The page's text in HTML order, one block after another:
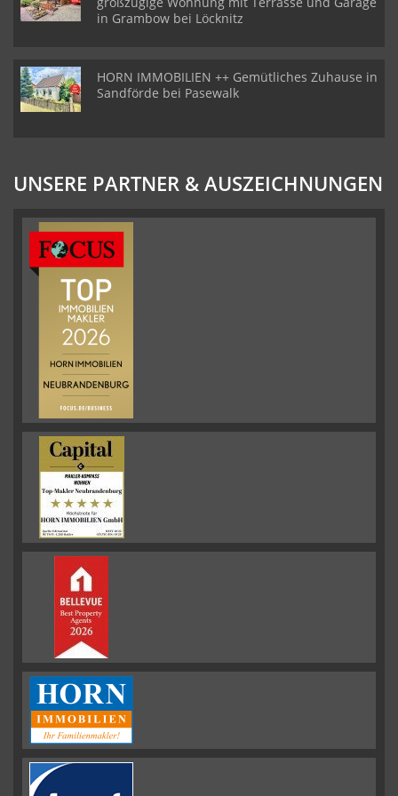
immer gut betreut und
unterstÃ¼tzt gefÃ¼hlt.
Fam. Schierhorn
in Grambow bei Löcknitz
HORN IMMOBILIEN ++ Gemütliches Zuhause in
Sandförde bei Pasewalk
UNSERE PARTNER & AUSZEICHNUNGEN